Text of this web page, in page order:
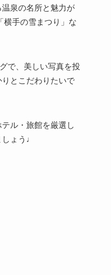
泉の名所と魅力が
横手の雪まつり」な
で、美しい写真を投
とこだわりたいで
ル・旅館を厳選し
ょう♩